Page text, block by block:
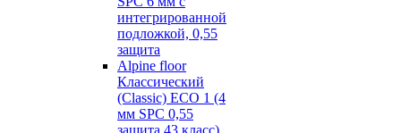
интегрированной
подложкой, 0,55
защита
Alpine floor
Классический
(Classic) ECO 1 (4
мм SPC 0,55
защита 43 класс)